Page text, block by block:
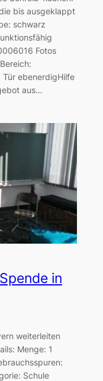
bis ausgeklappt
schwarz
Fotos
ebenerdigHilfe
aus…
in
weiterleiten
Menge: 1
Schule